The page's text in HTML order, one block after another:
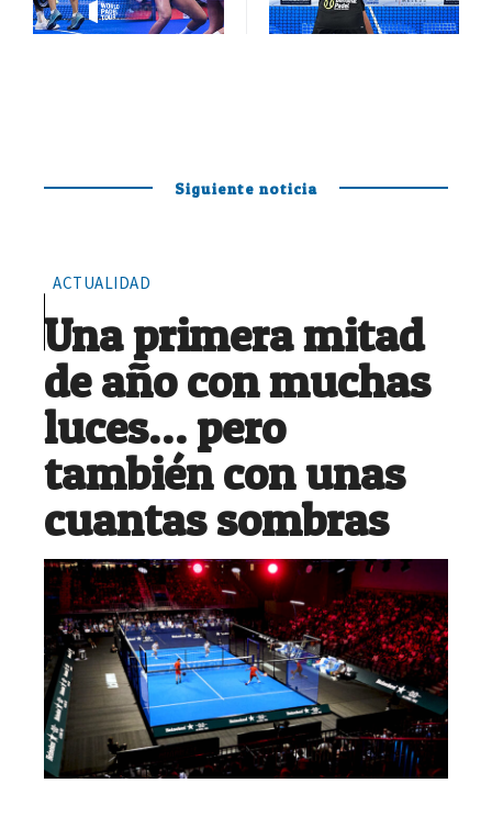
Siguiente noticia
ACTUALIDAD
Una primera mitad
de año con muchas
luces… pero
también con unas
cuantas sombras